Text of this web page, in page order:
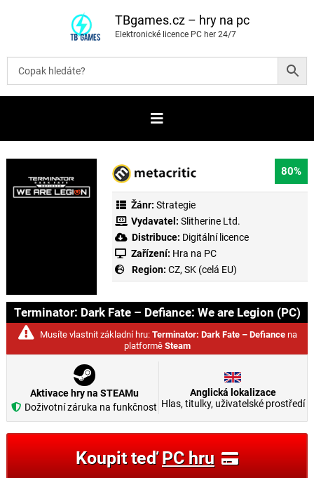
t
b
TBgames.cz – hry na pc
Elektronické licence PC her 24/7
80%
Žánr: Strategie
Vydavatel: Slitherine Ltd.
Distribuce: Digitální licence
Zařízení: Hra na PC
Region: CZ, SK (celá EU)
Terminator: Dark Fate – Defiance: We are Legion (PC)
Musíte vlastnit základní hru: Terminator: Dark Fate – Defiance na
platformě Steam
Aktivace hry na STEAMu
Doživotní záruka na funkčnost
Anglická lokalizace
Hlas, titulky, uživatelské prostředí
Koupit teďPC hru